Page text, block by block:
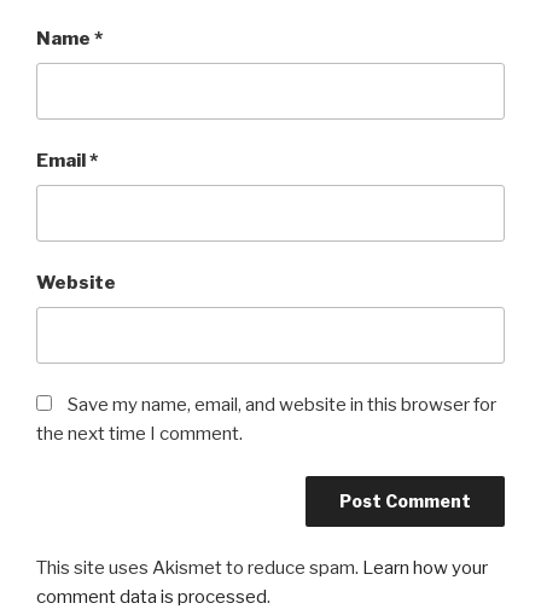
Name *
Email *
Website
Save my name, email, and website in this browser for
the next time I comment.
This site uses Akismet to reduce spam. Learn how your
comment data is processed.